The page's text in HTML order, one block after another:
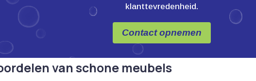
klanttevredenheid.
Contact opnemen
van schone meubels